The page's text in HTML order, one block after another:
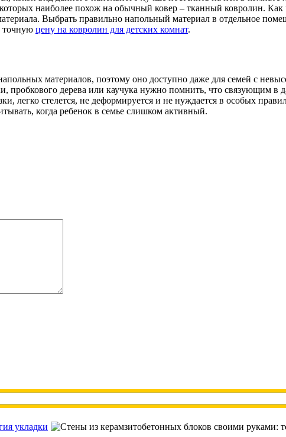
наиболее похож на обычный ковер – тканный ковролин. Как
Выбрать правильно напольный материал в отдельное
точную цену на ковролин для детских комнат.
материалов, поэтому оно доступно даже для семей с
пробкового дерева или каучука нужно помнить, что связующим
легко стелется, не деформируется и не нуждается в особых
когда ребенок в семье слишком активный.
укладки